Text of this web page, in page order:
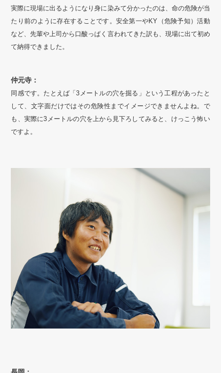
実際に現場に出るようになり身に染みて分かったのは、命の危険が当
たり前のように存在することです。安全第一やKY（危険予知）活動
など、先輩や上司から口酸っぱく言われてきた訳も、現場に出て初め
て納得できました。
仲元寺：
同感です。たとえば「3メートルの穴を掘る」という工程があったと
して、文字面だけではその危険性までイメージできませんよね。で
も、実際に3メートルの穴を上から見下ろしてみると、けっこう怖い
ですよ。